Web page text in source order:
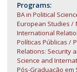
Programs:
BA in Political
European Studies
International
Políticas Públicas
Relations: Security
Science and
Pós-Graduação em